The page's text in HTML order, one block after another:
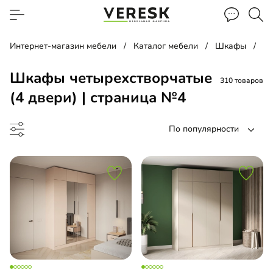
Интернет-магазин мебели Каталог мебели Шкафы
Шкафы четырехстворчатые
(4 двери) | страница №4
310 товаров
По популярности
гармошка